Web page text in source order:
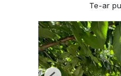
Te-ar